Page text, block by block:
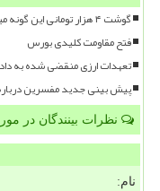
گوشت ۴ هزار تومانی این گونه میلیونی قیمت خورد
فتح مقاومت کلیدی بورس
تعهدات ارزی منقضی شده به
پیش بینی جدید مفسرین درباره
نظرات بینندگان در
نام: